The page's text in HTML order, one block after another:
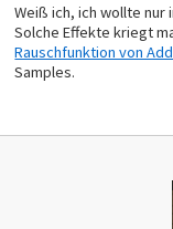
Weiß ich, ich wollte
Solche Effekte kriegt
Rauschfunktion von
Samples.